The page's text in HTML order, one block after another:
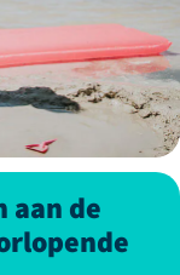
aan de